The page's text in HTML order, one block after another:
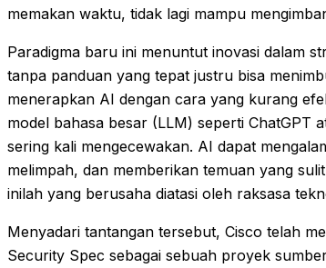
memakan waktu, tidak lagi mampu
Paradigma baru ini menuntut inovasi dalam
tanpa panduan yang tepat justru bisa
menerapkan AI dengan cara yang kurang
model bahasa besar (LLM) seperti ChatGPT
sering kali mengecewakan. AI dapat
melimpah, dan memberikan temuan yang
inilah yang berusaha diatasi oleh raksasa
Menyadari tantangan tersebut, Cisco telah
Security Spec sebagai sebuah proyek